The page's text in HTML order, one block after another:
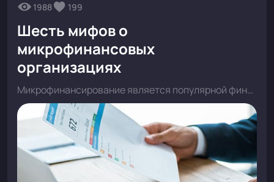
1988 199
Шесть мифов о
микрофинансовых
организациях
Микрофинансирование является популярной финансовой услугой. Большинство компаний на рынке работают по закону, честно, но есть и исключения, пытающиеся заработать незаконно и недобросовестно.